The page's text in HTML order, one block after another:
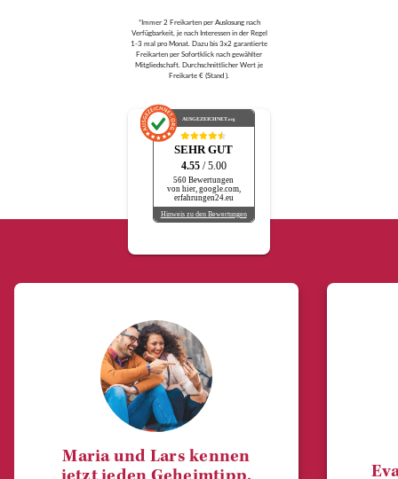
*Immer 2 Freikarten per Auslosung nach
Verfügbarkeit, je nach Interessen in der Regel
1-3 mal pro Monat. Dazu bis 3x2 garantierte
Freikarten per Sofortklick nach gewählter
Mitgliedschaft. Durchschnittlicher Wert je
Freikarte € (Stand ).
AUSGEZEICHNET.org
SEHR GUT
4.55 / 5.00
560 Bewertungen
von hier, google.com,
erfahrungen24.eu
Hinweis zu den Bewertungen
Maria und Lars kennen